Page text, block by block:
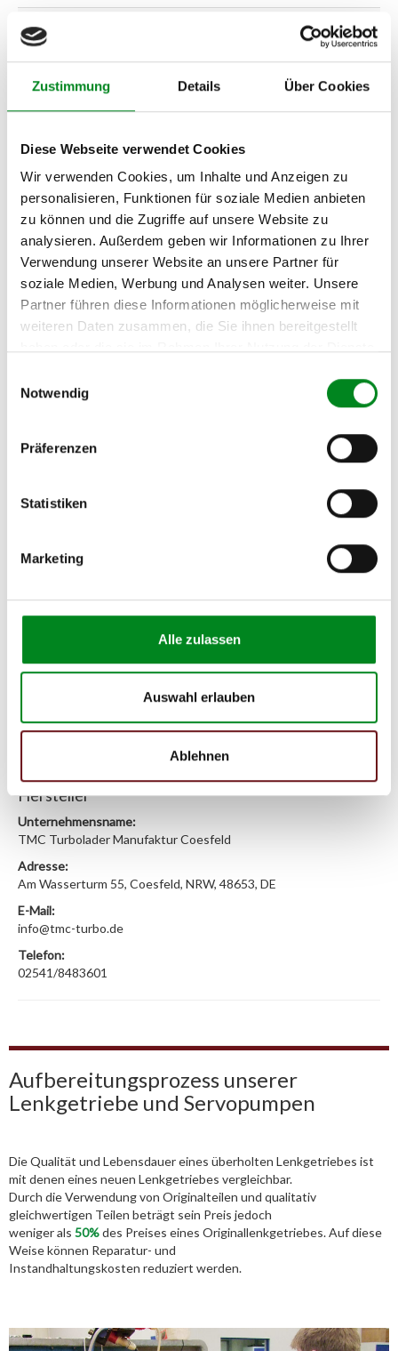
Zustimmung Details Über Cookies
Diese Webseite verwendet Cookies
Wir verwenden Cookies, um Inhalte und Anzeigen zu
personalisieren, Funktionen für soziale Medien anbieten
zu können und die Zugriffe auf unsere Website zu
analysieren. Außerdem geben wir Informationen zu Ihrer
Verwendung unserer Website an unsere Partner für
soziale Medien, Werbung und Analysen weiter. Unsere
Partner führen diese Informationen möglicherweise mit
weiteren Daten zusammen, die Sie ihnen bereitgestellt
Notwendig
Präferenzen
Statistiken
Marketing
Alle zulassen
Auswahl erlauben
Ablehnen
CITROEN C5 (DC_) 2.2 Di
CITROEN C5 (RC_) 1.8
CITROEN C5 (RC_) 2.0 HDi
(RCRHRH)
CITROEN C5 (RC_) 2.2 HDi
CITROEN C5 Break (DE_)
2.0 HDi
CITROEN C5 Break (RE_)
1.6 HDi (RE8HZB)
CITROEN C5 Break (RE_)
CITROEN C5 Break (RE_)
Zur exakten Fahrzeug-Identifizierung können Sie auch unseren
Wir benötigen folgende Fahrzeugdaten:
Schlüsselnummer
zu 2
im Chatnachfragen.
Hersteller
Unternehmensname:
TMC Turbolader Manufaktur Coesfeld
Adresse:
Am Wasserturm 55, Coesfeld, NRW, 48653, DE
E-Mail:
info@tmc-turbo.de
Telefon:
02541/8483601
Aufbereitungsprozess unserer
Lenkgetriebe und Servopumpen
Die Qualität und Lebensdauer eines überholten Lenkgetriebes ist
mit denen eines neuen Lenkgetriebes vergleichbar.
Durch die Verwendung von Originalteilen und qualitativ
gleichwertigen Teilen beträgt sein Preis jedoch
weniger als 50%des Preises eines Originallenkgetriebes. Auf diese
Weise können Reparatur- und
Instandhaltungskosten reduziert werden.